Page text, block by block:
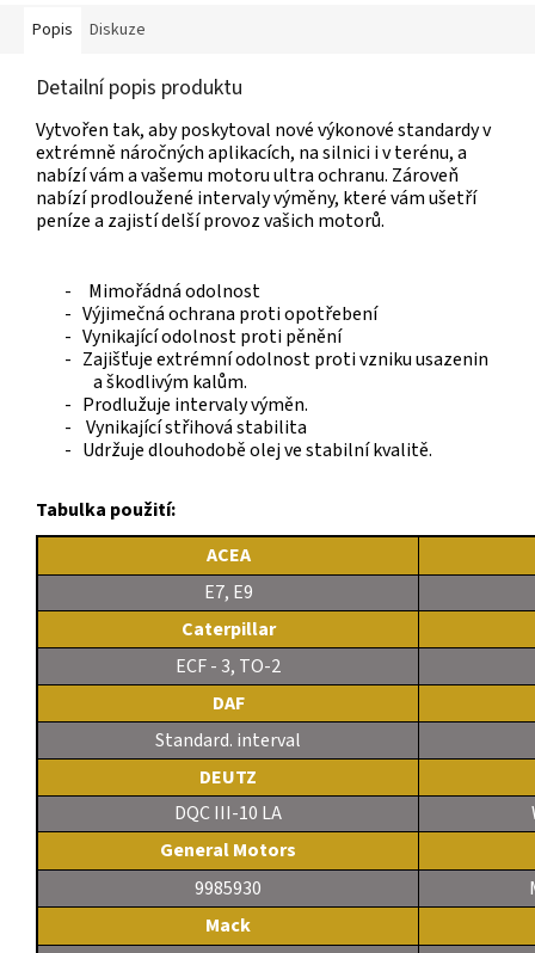
Popis Diskuze
Detailní popis produktu
Vytvořen tak, aby poskytoval nové výkonové standardy v
extrémně náročných aplikacích, na silnici i v terénu, a
nabízí vám a vašemu motoru ultra ochranu. Zároveň
nabízí prodloužené intervaly výměny, které vám ušetří
peníze a zajistí delší provoz vašich motorů.
-
Mimořádná odolnost
- Výjimečná ochrana proti opotřebení
- Vynikající odolnost proti pěnění
- Zajišťuje extrémní odolnost proti vzniku usazenin
a škodlivým kalům.
- Prodlužuje intervaly výměn.
- Vynikající střihová stabilita
- Udržuje dlouhodobě olej ve stabilní kvalitě.
Tabulka použití:
ACEA
E7, E9
Caterpillar
ECF - 3, TO-2
DAF
Standard. interval
DEUTZ
DQC III-10 LA
General Motors
9985930
Mack